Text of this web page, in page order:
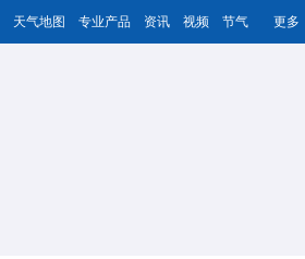
天气地图 专业产品 资讯 视频 节气 更多